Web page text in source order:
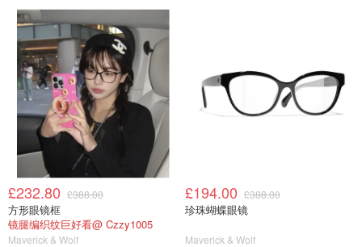
£232.80 £388.00
方形眼镜框
镜腿编织纹巨好看@ Czzy1005
Maverick & Wolf
£194.00 £388.00
珍珠蝴蝶眼镜
Maverick & Wolf